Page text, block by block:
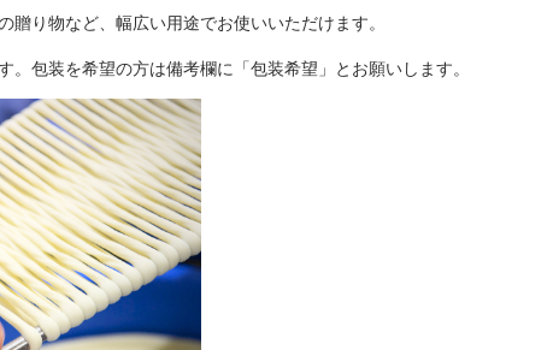
り物など、幅広い用途でお使いいただけます。
包装を希望の方は備考欄に「包装希望」とお願いします。